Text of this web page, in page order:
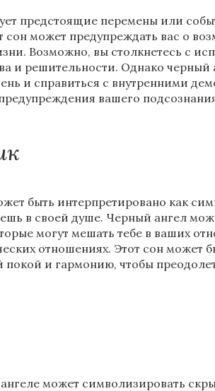
предстоящие перемены или
может предупреждать вас о
Возможно, вы столкнетесь с
и решительности. Однако черный
и справиться с внутренними
вашего
быть интерпретировано как
в своей душе. Черный ангел
могут мешать тебе в ваших
отношениях. Этот сон может
покой и гармонию, чтобы
может символизировать